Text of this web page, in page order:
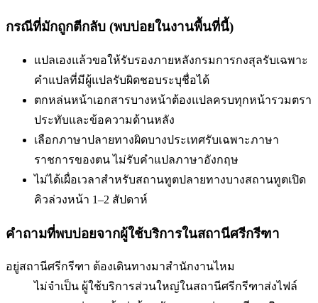
กรณีที่มักถูกตีกลับ (พบบ่อยในงานพื้นที่นี้)
แปลเองแล้วขอให้รับรองภายหลังกรมการกงสุลรับเฉพาะ
คำแปลที่มีผู้แปลรับผิดชอบระบุชื่อได้
ตกหล่นหน้าเอกสารบางหน้าต้องแปลครบทุกหน้ารวมตรา
ประทับและข้อความด้านหลัง
เลือกภาษาปลายทางผิดบางประเทศรับเฉพาะภาษา
ราชการของตน ไม่รับคำแปลภาษาอังกฤษ
ไม่ได้เผื่อเวลาสำหรับสถานทูตปลายทางบางสถานทูตเปิด
คิวล่วงหน้า 1–2 สัปดาห์
คำถามที่พบบ่อยจากผู้ใช้บริการในสถานีศรีกรีฑา
อยู่สถานีศรีกรีฑา ต้องเดินทางมาสำนักงานไหม
ไม่จำเป็น ผู้ใช้บริการส่วนใหญ่ในสถานีศรีกรีฑาส่งไฟล์